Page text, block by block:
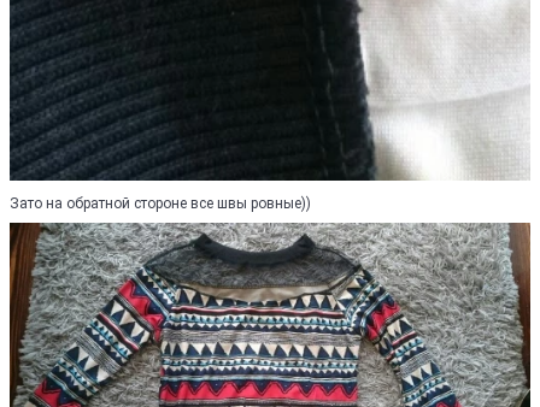
Зато на обратной стороне все швы ровные))